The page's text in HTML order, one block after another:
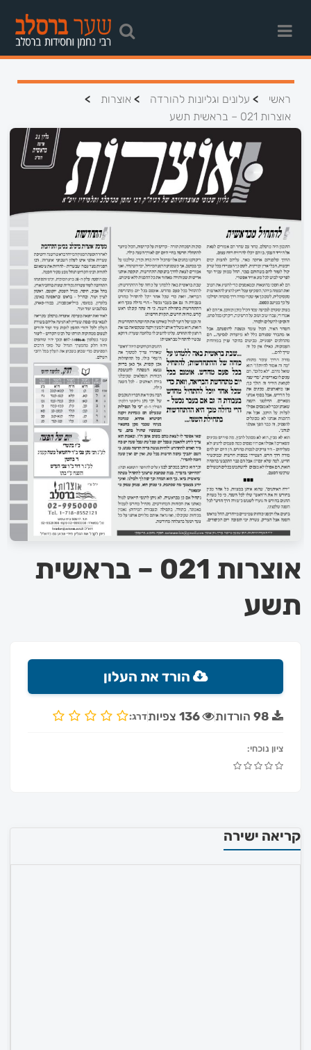
ראשי > עלונים וגליונות להורדה > אוצרות >
אוצרות 021 – בראשית תשע
אוצרות 021 – בראשית
תשע
הורד את העלון
98 הורדות 136 צפיותדרג:
ציון נוכחי:
קריאה ישירה